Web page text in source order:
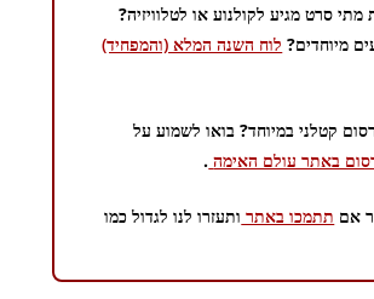
סרט מגיע לקולנוע או לטלוויזיה?
מיוחדים? לוח השנה המלא (והמפחיד)
קטלני במיוחד? בואו לשמוע על
באתר עולם האימה .
אם תתמכו באתר ותעזרו לנו לגדול כמו